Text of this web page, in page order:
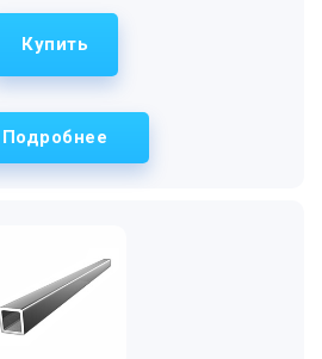
Подробнее
Купить